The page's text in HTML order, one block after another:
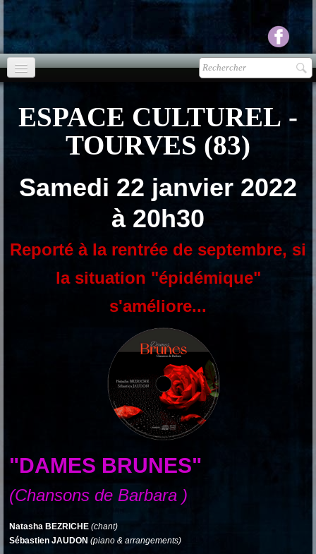
agenda
Ecouter Voir▼
Photos▼
Espace pro▼
ESPACE CULTUREL -
TOURVES (83)
Samedi 22 janvier 2022
à 20h30
Reporté à la rentrée de septembre, si
la situation "épidémique"
s'améliore...
"DAMES BRUNES"
(Chansons de Barbara )
Natasha BEZRICHE (chant)
Sébastien JAUDON (piano & arrangements)